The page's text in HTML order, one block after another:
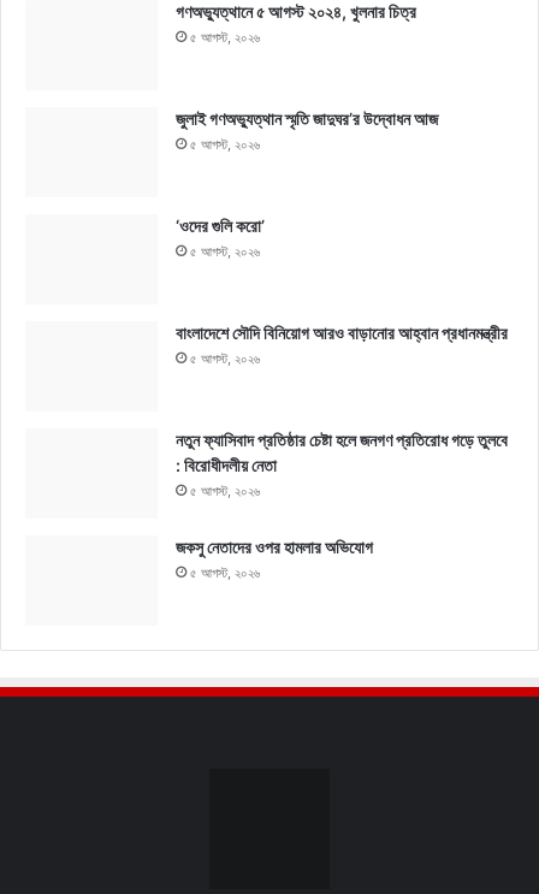
গণঅভ্যুত্থানে ৫ আগস্ট ২০২৪, খুলনার চিত্র
৫ আগস্ট, ২০২৬
জুলাই গণঅভ্যুত্থান স্মৃতি জাদুঘর’র উদ্বোধন আজ
৫ আগস্ট, ২০২৬
‘ওদের গুলি করো’
৫ আগস্ট, ২০২৬
বাংলাদেশে সৌদি বিনিয়োগ আরও বাড়ানোর আহ্বান প্রধানমন্ত্রীর
৫ আগস্ট, ২০২৬
নতুন ফ্যাসিবাদ প্রতিষ্ঠার চেষ্টা হলে জনগণ প্রতিরোধ গড়ে তুলবে
: বিরোধীদলীয় নেতা
৫ আগস্ট, ২০২৬
জকসু নেতাদের ওপর হামলার অভিযোগ
৫ আগস্ট, ২০২৬